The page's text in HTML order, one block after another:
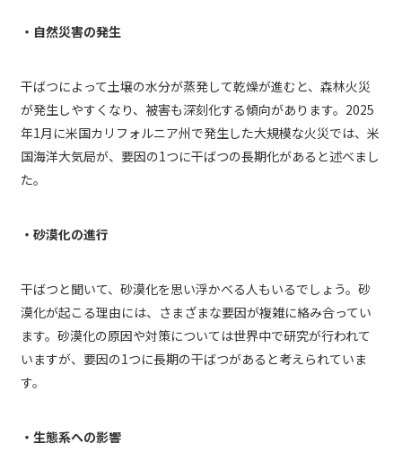
・自然災害の発生
干ばつによって土壌の水分が蒸発して乾燥が進むと、森林火災
が発生しやすくなり、被害も深刻化する傾向があります。2025
年1月に米国カリフォルニア州で発生した大規模な火災では、米
国海洋大気局が、要因の1つに干ばつの長期化があると述べまし
た。
・砂漠化の進行
干ばつと聞いて、砂漠化を思い浮かべる人もいるでしょう。砂
漠化が起こる理由には、さまざまな要因が複雑に絡み合ってい
ます。砂漠化の原因や対策については世界中で研究が行われて
いますが、要因の1つに長期の干ばつがあると考えられていま
す。
・生態系への影響